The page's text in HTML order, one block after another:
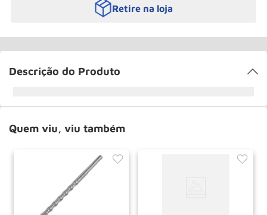
Retire na loja
Descrição do Produto
Quem viu, viu também